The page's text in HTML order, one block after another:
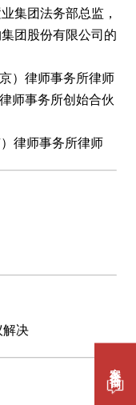
集团法务部总监，
团股份有限公司的
）律师事务所律师
师事务所创始合伙
律师事务所律师
解决